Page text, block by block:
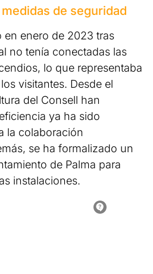
de seguridad
en enero de 2023 tras
no tenía conectadas las
lo que representaba
visitantes. Desde el
del Consell han
ya ha sido
la colaboración
se ha formalizado un
de Palma para
instalaciones.